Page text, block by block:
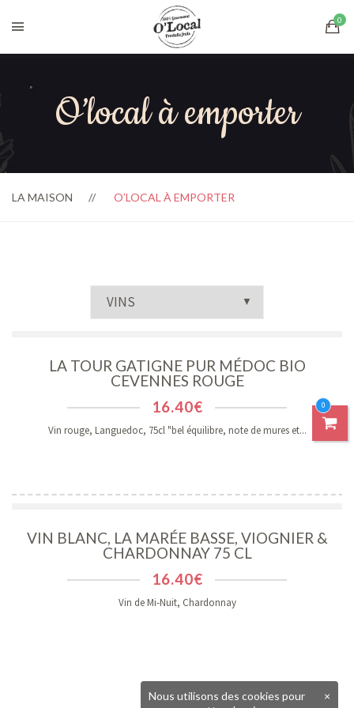
O’local à emporter
LA MAISON O’LOCAL À EMPORTER
LA TOUR GATIGNE PUR MÉDOC BIO
CEVENNES ROUGE
16.40€
Vin rouge, Languedoc, 75cl "bel équilibre, note de mures et...
VIN BLANC, LA MARÉE BASSE, VIOGNIER &
CHARDONNAY 75 CL
16.40€
Vin de Mi-Nuit, Chardonnay
×
Nous utilisons des cookies pour
0